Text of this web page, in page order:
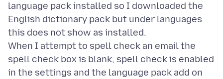
language pack installed so I downloaded the
English dictionary pack but under languages
this does not show as installed.
When I attempt to spell check an email the
spell check box is blank, spell check is enabled
in the settings and the language pack add on